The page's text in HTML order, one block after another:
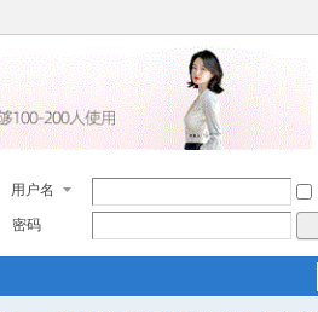
用户名
密码